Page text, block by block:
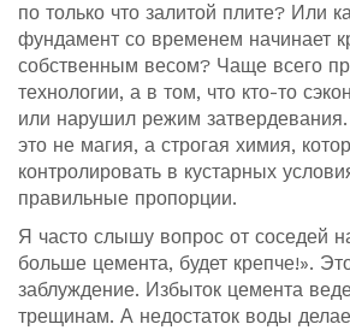
по только что залитой плите? Или
фундамент со временем начинает
собственным весом? Чаще всего
технологии, а в том, что кто-то
или нарушил режим
это не магия, а строгая химия,
контролировать в кустарных
правильные пропорции.
Я часто слышу вопрос от соседей
больше цемента, будет крепче!».
заблуждение. Избыток цемента
трещинам. А недостаток воды